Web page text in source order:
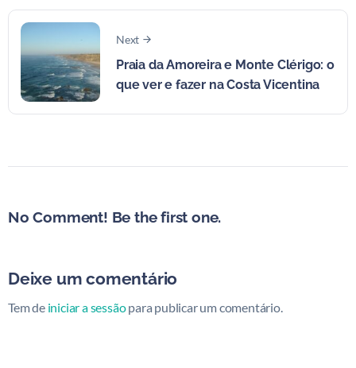
Next
Praia da Amoreira e Monte Clérigo: o
que ver e fazer na Costa Vicentina
No Comment! Be the first one.
Deixe um comentário
Tem de iniciar a sessãopara publicar um comentário.